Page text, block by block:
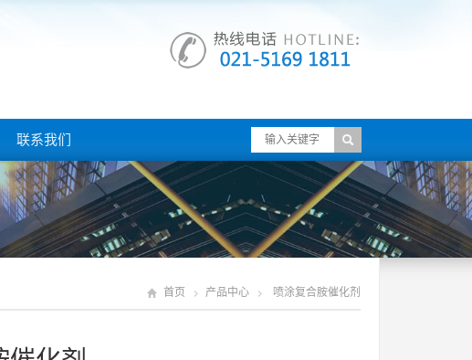
联系我们
首页 产品中心 喷涂复合胺催化剂